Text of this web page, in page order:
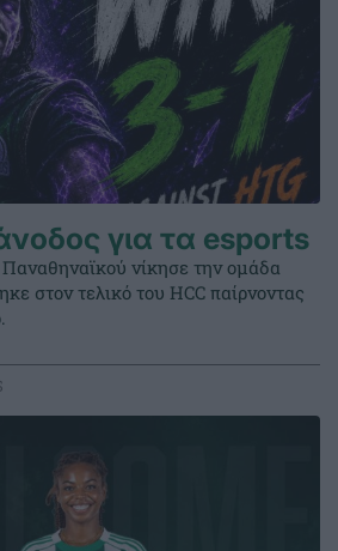
για τα esports
νίκησε την ομάδα
στον τελικό του HCC παίρνοντας